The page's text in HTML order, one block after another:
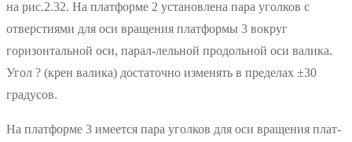
на рис.2.32. На платформе 2 установлена пара уголков с
отверстиями для оси вращения платформы 3 вокруг
горизонтальной оси, парал-лельной продольной оси валика.
Угол ? (крен валика) достаточно изменять в пределах ±30
градусов.
На платформе 3 имеется пара уголков для оси вращения плат-